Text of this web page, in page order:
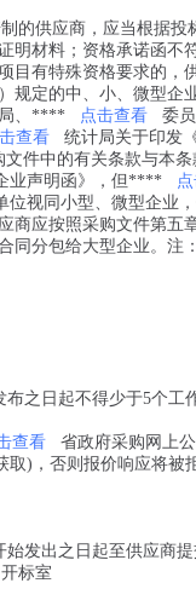
的供应商，应当根据
明材料；资格承诺函
目有特殊资格要求的
规定的中、小、微型
局、****
点击查看
委
查看
统计局关于印发
件中的有关条款与本
业声明函》，但****
视同小型、微型企业
商应按照采购文件第五
同分包给大型企业。注
之日起不得少于5个工
查看
省政府采购网上
)，否则报价响应将被
发出之日起至供应商
开标室